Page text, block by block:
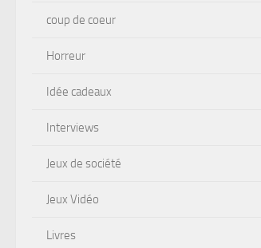
coup de coeur
Horreur
Idée cadeaux
Interviews
Jeux de société
Jeux Vidéo
Livres